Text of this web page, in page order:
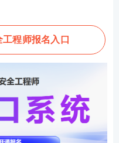
程师报名入口